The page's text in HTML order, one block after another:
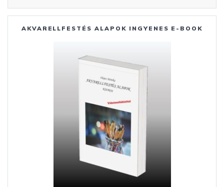
AKVARELLFESTÉS ALAPOK INGYENES E-BOOK